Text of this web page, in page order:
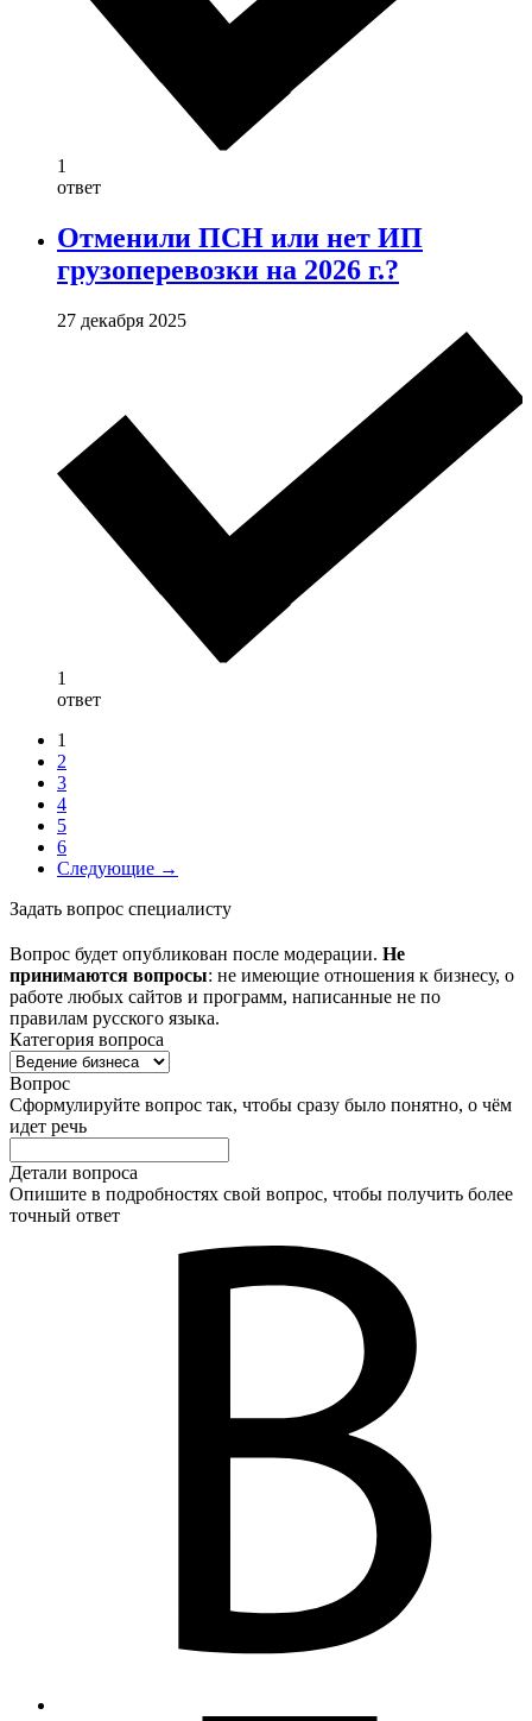
1
ответ
Отменили ПСН или нет ИП
грузоперевозки на 2026 г.?
27 декабря 2025
1
ответ
1
2
3
4
5
6
Следующие →
Задать вопрос специалисту
Вопрос будет опубликован после модерации. Не
принимаются вопросы: не имеющие отношения к бизнесу, о
работе любых сайтов и программ, написанные не по
правилам русского языка.
Категория вопроса
Вопрос
Сформулируйте вопрос так, чтобы сразу было понятно, о чём
идет речь
Детали вопроса
Опишите в подробностях свой вопрос, чтобы получить более
точный ответ